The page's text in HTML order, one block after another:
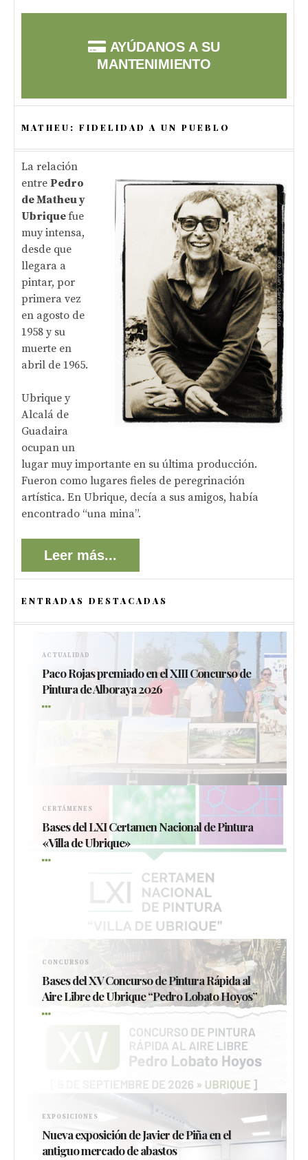
AYÚDANOS A SU
MANTENIMIENTO
MATHEU: FIDELIDAD A UN PUEBLO
La relación
entre Pedro
de Matheu y
Ubriquefue
muy intensa,
desde que
llegara a
pintar, por
primera vez
en agosto de
1958 y su
muerte en
abril de 1965.
Ubrique y
Alcalá de
Guadaira
ocupan un
lugar muy importante en su última producción.
Fueron como lugares fieles de peregrinación
artística. En Ubrique, decía a sus amigos, había
encontrado “una mina”.
Leer más...
ENTRADAS DESTACADAS
ACTUALIDAD
Paco Rojas premiado en el XIII Concurso de
Pintura de Alboraya 2026
CERTÁMENES
Bases del LXI Certamen Nacional de Pintura
«Villa de Ubrique»
CONCURSOS
Bases del XV Concurso de Pintura Rápida al
Aire Libre de Ubrique “Pedro Lobato Hoyos”
EXPOSICIONES
Nueva exposición de Javier de Piña en el
antiguo mercado de abastos